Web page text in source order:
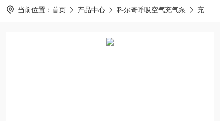
当前位置： 首页 产品中心 科尔奇呼吸空气充气泵 充填泵